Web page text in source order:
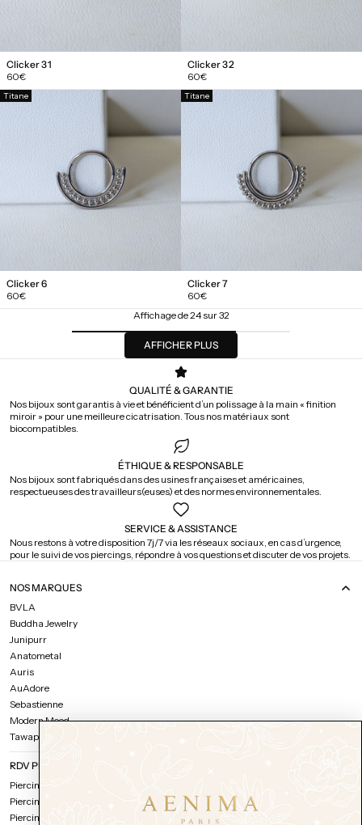
Clicker 31
Prix
régulier
60€
Clicker 32
Prix
régulier
60€
Titane
Clicker 6
Prix
régulier
60€
Titane
Clicker 7
Prix
régulier
60€
Affichage de 24 sur 32
AFFICHER PLUS
QUALITÉ & GARANTIE
Nos bijoux sont garantis à vie et bénéficient d’un polissage à la main « finition
miroir » pour une meilleure cicatrisation. Tous nos matériaux sont
biocompatibles.
ÉTHIQUE & RESPONSABLE
Nos bijoux sont fabriqués dans des usines françaises et américaines,
respectueuses des travailleurs(euses) et des normes environnementales.
SERVICE & ASSISTANCE
Nous restons à votre disposition 7j/7 via les réseaux sociaux, en cas d’urgence,
pour le suivi de vos piercings, répondre à vos questions et discuter de vos projets.
NOS MARQUES
BVLA
Buddha Jewelry
Junipurr
Anatometal
Auris
AuAdore
Sebastienne
Modern Mood
Tawapa
RDV PIERCING
Piercing oreille
Piercing visage
Piercing corps